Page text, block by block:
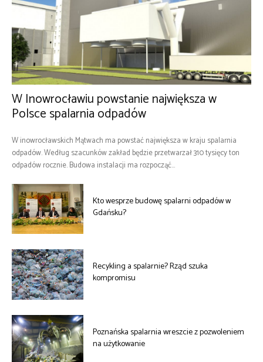
W Inowrocławiu powstanie największa w
Polsce spalarnia odpadów
W inowrocławskich Mątwach ma powstać największa w kraju spalarnia
odpadów. Według szacunków zakład będzie przetwarzał 310 tysięcy ton
odpadów rocznie. Budowa instalacji ma rozpocząć...
Kto wesprze budowę spalarni odpadów w
Gdańsku?
Recykling a spalarnie? Rząd szuka
kompromisu
Poznańska spalarnia wreszcie z pozwoleniem
na użytkowanie